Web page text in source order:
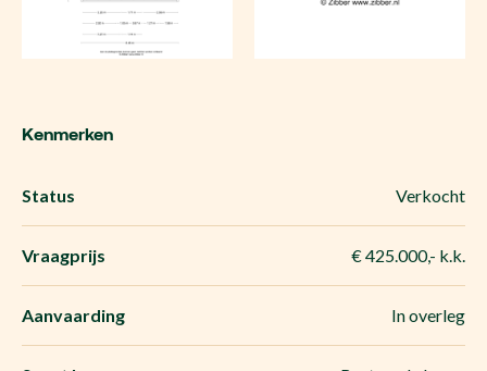
Kenmerken
Status Verkocht
Vraagprijs € 425.000,- k.k.
Aanvaarding In overleg